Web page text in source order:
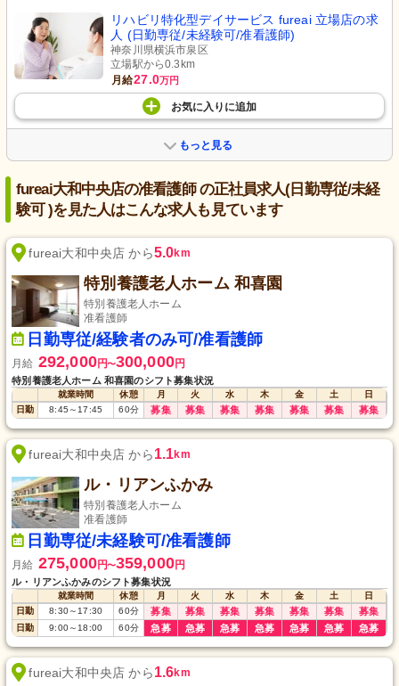
リハビリ特化型デイサービス fureai 立場店の求
人 (日勤専従/未経験可/准看護師)
神奈川県横浜市泉区
立場駅から0.3km
月給27.0万円
お気に入り に追加
もっと見る
fureai大和中央店の准看護師 の正社員求人(日勤専従/未経
験可 )を見た人はこんな求人も見ています
fureai大和中央店 から5.0km
特別養護老人ホーム 和喜園
特別養護老人ホーム
准看護師
日勤専従/経験者のみ可/准看護師
月給 292,000円〜300,000円
特別養護老人ホーム 和喜園のシフト募集状況
就業時間 休憩 月 火 水 木 金 土
日
日勤
8:45 ～17:45 60分 募集 募集 募集 募集 募集 募集 募集
fureai大和中央店 から1.1km
ル・リアンふかみ
特別養護老人ホーム
准看護師
日勤専従/未経験可/准看護師
月給 275,000円〜359,000円
ル・リアンふかみのシフト募集状況
就業時間 休憩 月 火 水 木 金 土
日
日勤
8:30～17:30 60分 募集 募集 募集 募集 募集 募集 募集
日勤 9:00～18:00 60分 急募 急募 急募 急募 急募 急募 急募
fureai大和中央店 から1.6km